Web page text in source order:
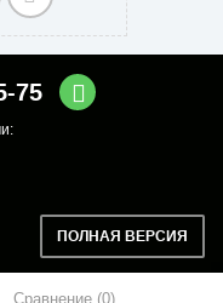
Сравнение 0
75
ПОЛНАЯ ВЕРСИЯ